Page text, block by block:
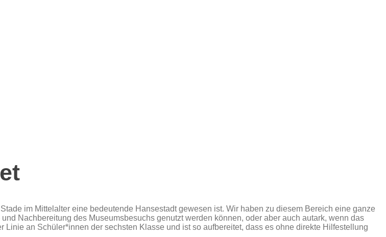
im Mittelalter eine bedeutende Hansestadt gewesen ist. Wir haben zu diesem Bereich eine ganze
Nachbereitung des Museumsbesuchs genutzt werden können, oder aber auch autark, wenn das
an Schüler*innen der sechsten Klasse und ist so aufbereitet, dass es ohne direkte Hilfestellung